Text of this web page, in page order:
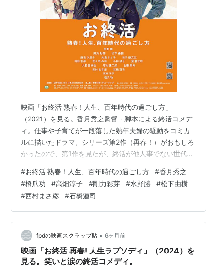
映画「お終活 熟春！人生、百年時代の過ごし方」
（2021）を見る。香月秀之監督・脚本による終活コメデ
ィ。仕事や子育てが一段落した熟年夫婦の騒動をコミカ
ルに描いたドラマ。シリーズ第2作（再春！）がおもしろ
かったので、第1作を見たが、終活が他人事でない世代に
頭、日本人の平均寿命は男性が81歳、女性が87歳、目の
前に人生100年時代が迫っているが、その長さに気付いて
いる人は少ない…というナレーションがある。 若いころ
は「青春」、年齢を重ねた今は「熟春」と捉えて、終活
セミナーに参加したり、「歌は健康の源」だとコーラス
に精を出すご婦人たちのダンナに対す…
#お終活 熟春！人生、百年時代の過ごし方 #香月秀之
#橋爪功 #高畑淳子 #剛力彩芽 #水野勝 #松下由樹
#西村まさ彦 #石橋蓮司
fpdの映画スクラップ貼 • 6ヶ月前
映画「お終活 再春! 人生ラプソディ」（2024）を
見る。笑いと涙の終活コメディ。